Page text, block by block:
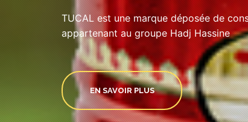
TUCAL est une marque déposée de
appartenant au groupe Hadj Hassine
EN SAVOIR PLUS